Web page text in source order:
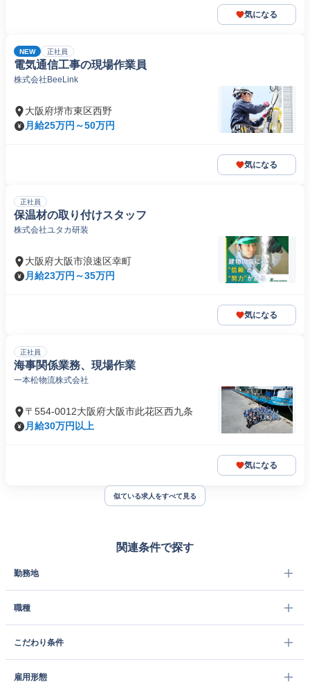
気になる
NEW 正社員
電気通信工事の現場作業員
株式会社BeeLink
大阪府堺市東区西野
月給25万円～50万円
気になる
正社員
保温材の取り付けスタッフ
株式会社ユタカ研装
大阪府大阪市浪速区幸町
月給23万円～35万円
気になる
正社員
海事関係業務、現場作業
一本松物流株式会社
〒554-0012大阪府大阪市此花区西九条
月給30万円以上
気になる
似ている求人をすべて見る
関連条件で探す
勤務地
職種
こだわり条件
雇用形態